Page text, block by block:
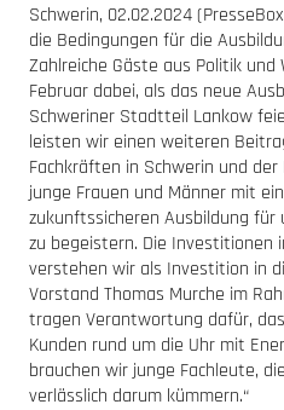
Schwerin, 02.02.2024
die Bedingungen für die
Zahlreiche Gäste aus Politik
Februar dabei, als das neue
Schweriner Stadtteil Lankow
leisten wir einen weiteren
Fachkräften in Schwerin und
junge Frauen und Männer mit
zukunftssicheren Ausbildung
zu begeistern. Die Investitionen
verstehen wir als Investition in
Vorstand Thomas Murche im
tragen Verantwortung dafür,
Kunden rund um die Uhr mit
brauchen wir junge Fachleute,
verlässlich darum kümmern.“